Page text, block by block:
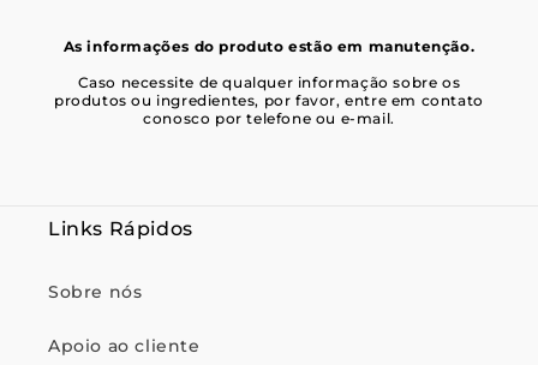
As informações do produto estão em manutenção.
Caso necessite de qualquer informação sobre os
produtos ou ingredientes, por favor, entre em contato
conosco por telefone ou e-mail.
Links Rápidos
Sobre nós
Apoio ao cliente